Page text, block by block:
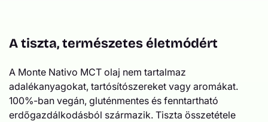
A tiszta, természetes életmódért
A Monte Nativo MCT olaj nem tartalmaz
adalékanyagokat, tartósítószereket vagy aromákat.
100%-ban vegán, gluténmentes és fenntartható
erdőgazdálkodásból származik. Tiszta összetétele